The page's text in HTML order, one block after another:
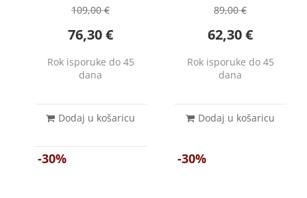
109,00€
76,30€
Rok isporuke do 45
dana
Dodaj u košaricu
89,00€
62,30€
Rok isporuke do 45
dana
Dodaj u košaricu
-30% -30%